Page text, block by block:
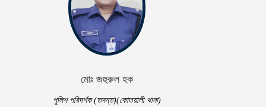
মোঃ জহুরুল হক
পুলিশ পরিদর্শক (তদন্ত)(কোতয়ালী থানা)